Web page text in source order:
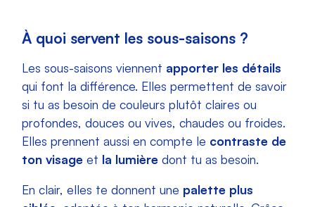
À quoi servent les sous-saisons ?
Les sous-saisons viennent apporter les détails
qui font la différence. Elles permettent de savoir
si tu as besoin de couleurs plutôt claires ou
profondes, douces ou vives, chaudes ou froides.
Elles prennent aussi en compte le contraste de
ton visage et la lumière dont tu as besoin.
En clair, elles te donnent une palette plus